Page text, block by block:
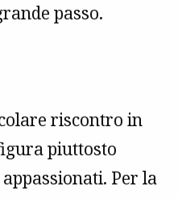
passo.
riscontro in
piuttosto
Per la